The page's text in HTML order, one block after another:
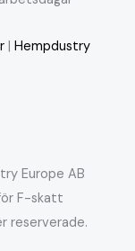
Hempdustry
Europe AB
F-skatt
reserverade.